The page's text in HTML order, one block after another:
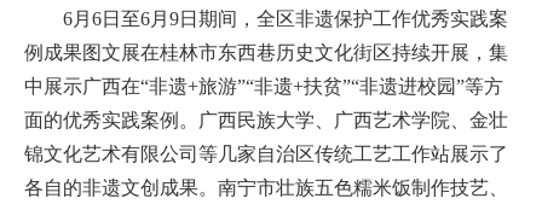
6月6日至6月9日期间，全区非遗保护工作优秀实践案
例成果图文展在桂林市东西巷历史文化街区持续开展，集
中展示广西在“非遗+旅游”“非遗+扶贫”“非遗进校园”等方
面的优秀实践案例。广西民族大学、广西艺术学院、金壮
锦文化艺术有限公司等几家自治区传统工艺工作站展示了
各自的非遗文创成果。南宁市壮族五色糯米饭制作技艺、